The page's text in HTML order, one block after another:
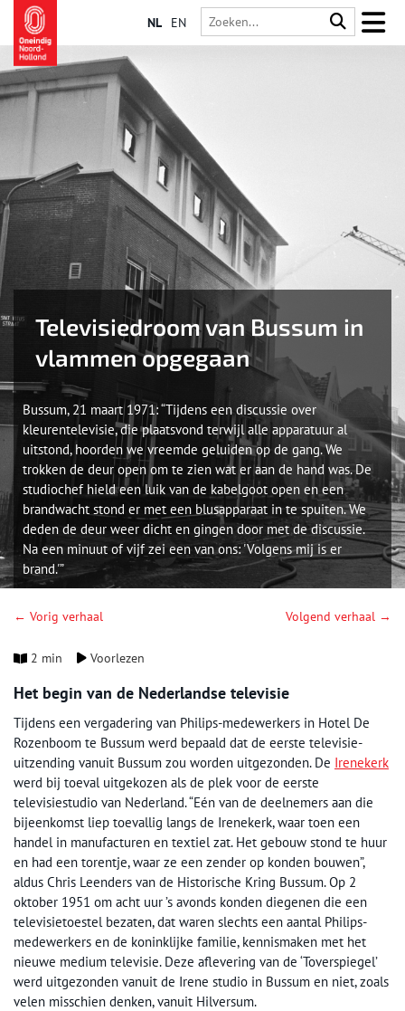
NL EN
Televisiedroom van Bussum in
vlammen opgegaan
Bussum, 21 maart 1971: “Tijdens een discussie over
kleurentelevisie, die plaatsvond terwijl alle apparatuur al
uitstond, hoorden we vreemde geluiden op de gang. We
trokken de deur open om te zien wat er aan de hand was. De
studiochef hield een luik van de kabelgoot open en een
brandwacht stond er met een blusapparaat in te spuiten. We
deden de deur weer dicht en gingen door met de discussie.
Na een minuut of vijf zei een van ons: 'Volgens mij is er
brand.'”
← Vorig verhaal Volgend verhaal →
2 min Voorlezen
Het begin van de Nederlandse televisie
Tijdens een vergadering van Philips-medewerkers in Hotel De
Rozenboom te Bussum werd bepaald dat de eerste televisie-
uitzending vanuit Bussum zou worden uitgezonden. De Irenekerk
werd bij toeval uitgekozen als de plek voor de eerste
televisiestudio van Nederland. “Eén van de deelnemers aan die
bijeenkomst liep toevallig langs de Irenekerk, waar toen een
handel in manufacturen en textiel zat. Het gebouw stond te huur
en had een torentje, waar ze een zender op konden bouwen”,
aldus Chris Leenders van de Historische Kring Bussum. Op 2
oktober 1951 om acht uur ’s avonds konden diegenen die een
televisietoestel bezaten, dat waren slechts een aantal Philips-
medewerkers en de koninklijke familie, kennismaken met het
nieuwe medium televisie. Deze aflevering van de ‘Toverspiegel’
werd uitgezonden vanuit de Irene studio in Bussum en niet, zoals
velen misschien denken, vanuit Hilversum.